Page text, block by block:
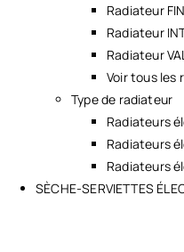
Radiateur
Radiateur
Radiateur
Voir tous les
Type de radiateur
Radiateurs
Radiateurs
Radiateurs
SÈCHE-SERVIETTES